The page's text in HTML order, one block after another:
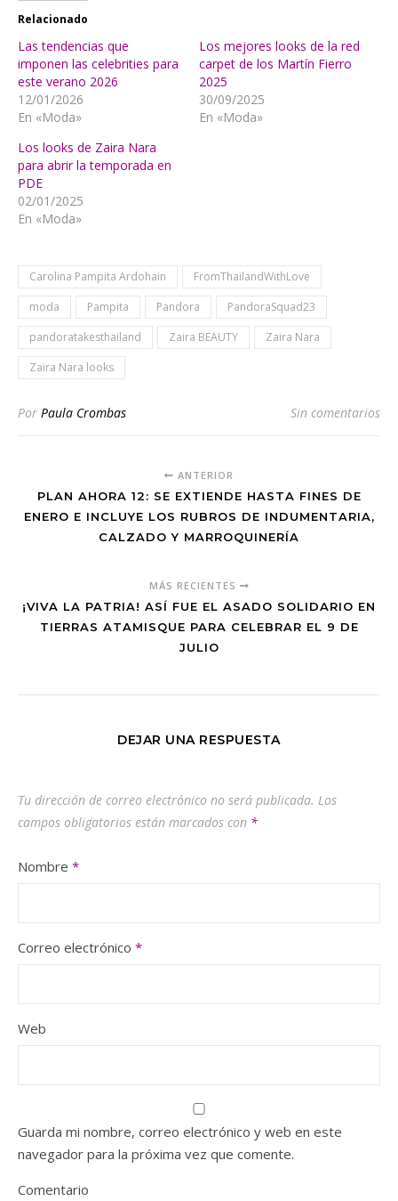
Relacionado
Las tendencias que
imponen las celebrities para
este verano 2026
12/01/2026
En «Moda»
Los mejores looks de la red
carpet de los Martín Fierro
2025
30/09/2025
En «Moda»
Los looks de Zaira Nara
para abrir la temporada en
PDE
02/01/2025
En «Moda»
Carolina Pampita Ardohain
FromThailandWithLove
moda
Pampita Pandora
PandoraSquad23
pandoratakesthailand
Zaira BEAUTY
Zaira Nara
Zaira Nara looks
Por Paula Crombas Sin comentarios
ANTERIOR
PLAN AHORA 12: SE EXTIENDE HASTA FINES DE
ENERO E INCLUYE LOS RUBROS DE INDUMENTARIA,
CALZADO Y MARROQUINERÍA
MÁS RECIENTES
¡VIVA LA PATRIA! ASÍ FUE EL ASADO SOLIDARIO EN
TIERRAS ATAMISQUE PARA CELEBRAR EL 9 DE
JULIO
DEJAR UNA RESPUESTA
Tu dirección de correo electrónico no será publicada. Los
campos obligatorios están marcados con *
Nombre *
Correo electrónico *
Web
Guarda mi nombre, correo electrónico y web en este
navegador para la próxima vez que comente.
Comentario